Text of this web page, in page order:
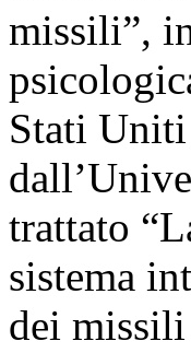
missili”,
Stati Uniti
trattato
sistema
dei missili